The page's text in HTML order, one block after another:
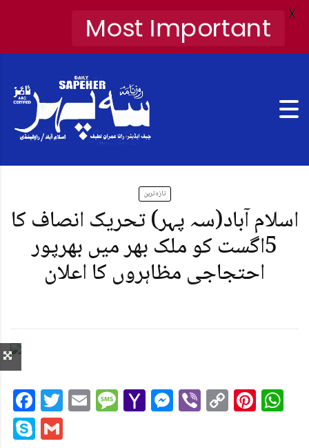
تازہ ترین
اسلام آباد(سہ پہر) تحریک انصاف کا
5اگست کو ملک بھر میں بھرپور
احتجاجی مظاہروں کا اعلان
Facebook
Twitter
EmailMessage
Yahoo
Mail
Messenger
ViberCopy
Link
Skype
Most Important X